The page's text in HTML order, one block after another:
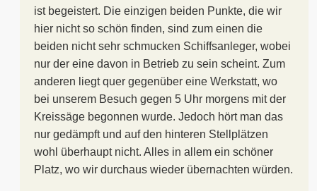
ist begeistert. Die einzigen beiden Punkte, die wir
hier nicht so schön finden, sind zum einen die
beiden nicht sehr schmucken Schiffsanleger, wobei
nur der eine davon in Betrieb zu sein scheint. Zum
anderen liegt quer gegenüber eine Werkstatt, wo
bei unserem Besuch gegen 5 Uhr morgens mit der
Kreissäge begonnen wurde. Jedoch hört man das
nur gedämpft und auf den hinteren Stellplätzen
wohl überhaupt nicht. Alles in allem ein schöner
Platz, wo wir durchaus wieder übernachten würden.